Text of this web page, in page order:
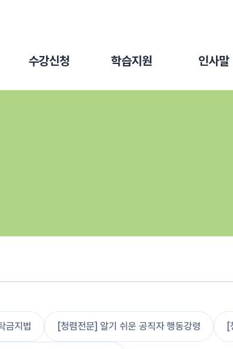
수강신청 학습지원 인사말
금지법 [청렴전문] 알기 쉬운 공직자 행동강령 [